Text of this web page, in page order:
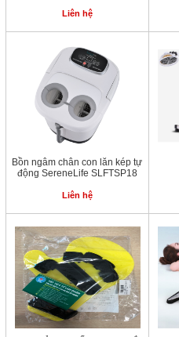
Liên hệ
Bồn ngâm chân con lăn kép tự
động SereneLife SLFTSP18
Liên hệ